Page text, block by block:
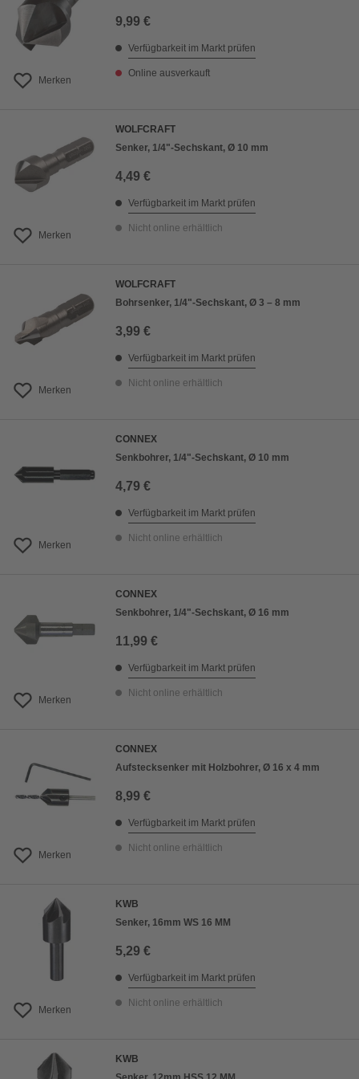
Merken
9,99 €
Verfügbarkeit im Markt prüfen
Online ausverkauft
Merken
WOLFCRAFT
Senker, 1/4"-Sechskant, Ø 10 mm
4,49 €
Verfügbarkeit im Markt prüfen
Nicht online erhältlich
Merken
WOLFCRAFT
Bohrsenker, 1/4"-Sechskant, Ø 3 – 8 mm
3,99 €
Verfügbarkeit im Markt prüfen
Nicht online erhältlich
Merken
CONNEX
Senkbohrer, 1/4"-Sechskant, Ø 10 mm
4,79 €
Verfügbarkeit im Markt prüfen
Nicht online erhältlich
Merken
CONNEX
Senkbohrer, 1/4"-Sechskant, Ø 16 mm
11,99 €
Verfügbarkeit im Markt prüfen
Nicht online erhältlich
Merken
CONNEX
Aufstecksenker mit Holzbohrer, Ø 16 x 4 mm
8,99 €
Verfügbarkeit im Markt prüfen
Nicht online erhältlich
Merken
KWB
Senker, 16mm WS 16 MM
5,29 €
Verfügbarkeit im Markt prüfen
Nicht online erhältlich
KWB